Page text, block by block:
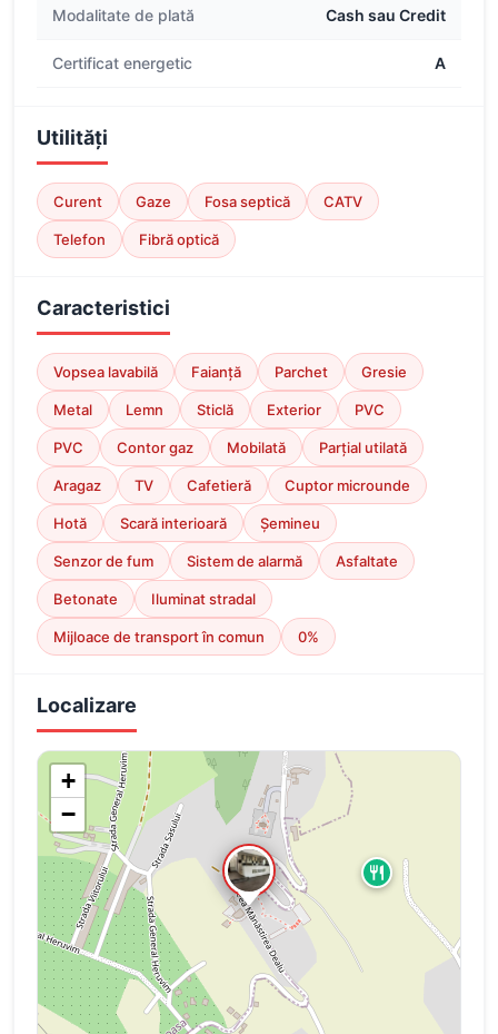
Modalitate de plată Cash sau Credit
Certificat energetic A
Utilități
Curent Gaze Fosa septică CATV
Telefon Fibră optică
Caracteristici
Vopsea lavabilă Faianță Parchet Gresie
Metal Lemn Sticlă Exterior PVC
PVC Contor gaz Mobilată Parțial utilată
Aragaz TV Cafetieră Cuptor microunde
Hotă Scară interioară Șemineu
Senzor de fum Sistem de alarmă Asfaltate
Betonate Iluminat stradal
Mijloace de transport în comun 0%
Localizare
+
−